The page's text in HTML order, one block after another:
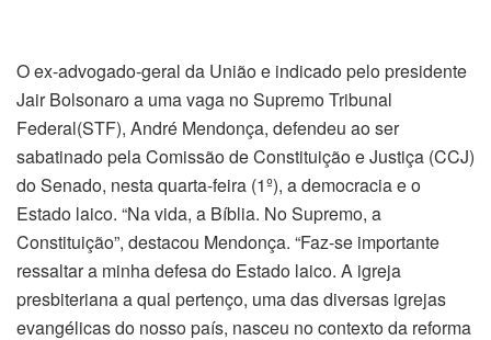
O ex-advogado-geral da União e indicado pelo presidente
Jair Bolsonaro a uma vaga no Supremo Tribunal
Federal(STF), André Mendonça, defendeu ao ser
sabatinado pela Comissão de Constituição e Justiça (CCJ)
do Senado, nesta quarta-feira (1º), a democracia e o
Estado laico. “Na vida, a Bíblia. No Supremo, a
Constituição”, destacou Mendonça. “Faz-se importante
ressaltar a minha defesa do Estado laico. A igreja
presbiteriana a qual pertenço, uma das diversas igrejas
evangélicas do nosso país, nasceu no contexto da reforma